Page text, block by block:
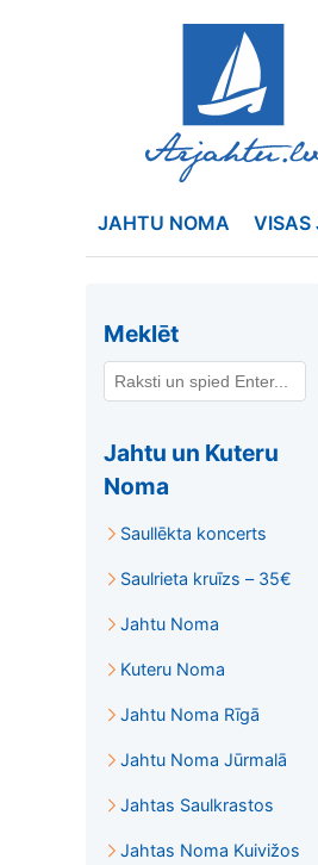
JAHTU NOMA VISAS
Meklēt
Jahtu un Kuteru
Noma
Saullēkta koncerts
Saulrieta kruīzs – 35€
Jahtu Noma
Kuteru Noma
Jahtu Noma Rīgā
Jahtu Noma Jūrmalā
Jahtas Saulkrastos
Jahtas Noma Kuivižos